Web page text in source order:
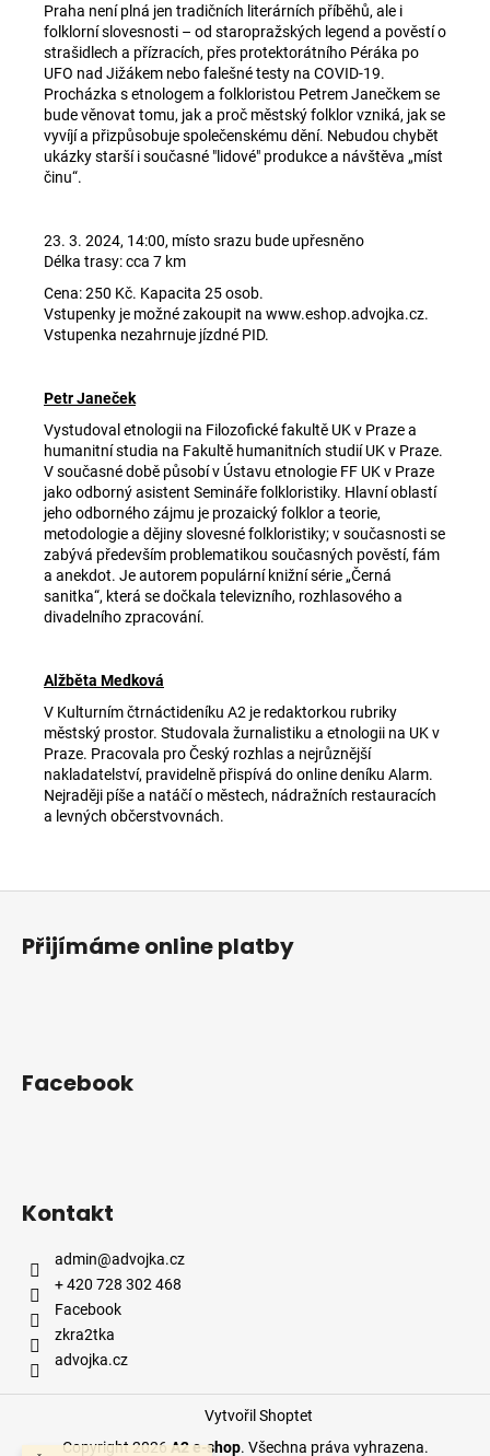
Praha není plná jen tradičních literárních příběhů, ale i
folklorní slovesnosti – od staropražských legend a pověstí o
strašidlech a přízracích, přes protektorátního Péráka po
UFO nad Jižákem nebo falešné testy na COVID-19.
Procházka s etnologem a folkloristou Petrem Janečkem se
bude věnovat tomu, jak a proč městský folklor vzniká, jak se
vyvíjí a přizpůsobuje společenskému dění. Nebudou chybět
ukázky starší i současné "lidové" produkce a návštěva „míst
činu“.
23. 3. 2024, 14:00, místo srazu bude upřesněno
Délka trasy: cca 7 km
Cena: 250 Kč. Kapacita 25 osob.
Vstupenky je možné zakoupit na www.eshop.advojka.cz.
Vstupenka nezahrnuje jízdné PID.
Petr Janeček
Vystudoval etnologii na Filozofické fakultě UK v Praze a
humanitní studia na Fakultě humanitních studií UK v Praze.
V současné době působí v Ústavu etnologie FF UK v Praze
jako odborný asistent Semináře folkloristiky. Hlavní oblastí
jeho odborného zájmu je prozaický folklor a teorie,
metodologie a dějiny slovesné folkloristiky; v současnosti se
zabývá především problematikou současných pověstí, fám
a anekdot. Je autorem populární knižní série „Černá
sanitka“, která se dočkala televizního, rozhlasového a
divadelního zpracování.
Alžběta Medková
V Kulturním čtrnáctideníku A2 je redaktorkou rubriky
městský prostor. Studovala žurnalistiku a etnologii na UK v
Praze. Pracovala pro Český rozhlas a nejrůznější
nakladatelství, pravidelně přispívá do online deníku Alarm.
Nejraději píše a natáčí o městech, nádražních restauracích
a levných občerstvovnách.
Z
Přijímáme online platby
Facebook
Kontakt
admin@advojka.cz
+ 420 728 302 468
Facebook
zkra2tka
advojka.cz
Vytvořil Shoptet
Copyright 2026A2 e-shop. Všechna práva vyhrazena.